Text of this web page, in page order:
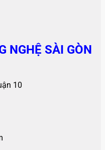
NGHỆ SÀI GÒN
10